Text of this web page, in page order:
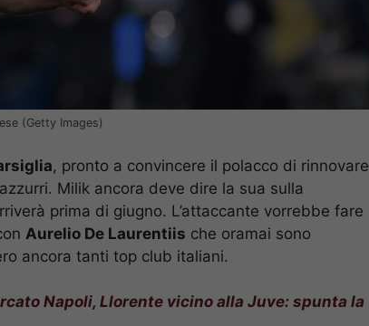
(Getty Images)
, pronto a convincere il polacco di rinnovare
Milik ancora deve dire la sua sulla
prima di giugno. L’attaccante vorrebbe fare
Aurelio De Laurentiis che oramai sono
ancora tanti top club italiani.
Napoli, Llorente vicino alla Juve: spunta la